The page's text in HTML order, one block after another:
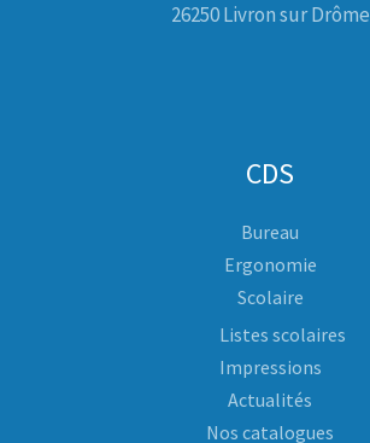
26250 Livron sur Drôme
CDS
Bureau
Ergonomie
Scolaire
Listes scolaires
Impressions
Actualités
Nos catalogues